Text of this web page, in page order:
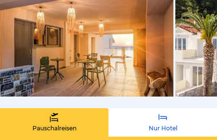
von
Pauschalreisen Nur Hotel